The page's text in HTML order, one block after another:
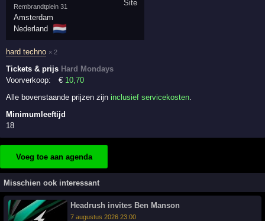
Rembrandtplein 31
Amsterdam
Nederland 🇳🇱
hard techno × 2
Tickets & prijs Hard Mondays
Voorverkoop:
€ 10 ,70
Alle bovenstaande prijzen zijninclusief servicekosten.
Minimumleeftijd
18
Voeg toe aan agenda
Misschien ook interessant
Headrush invites Ben Manson
7 augustus 2026 23:00